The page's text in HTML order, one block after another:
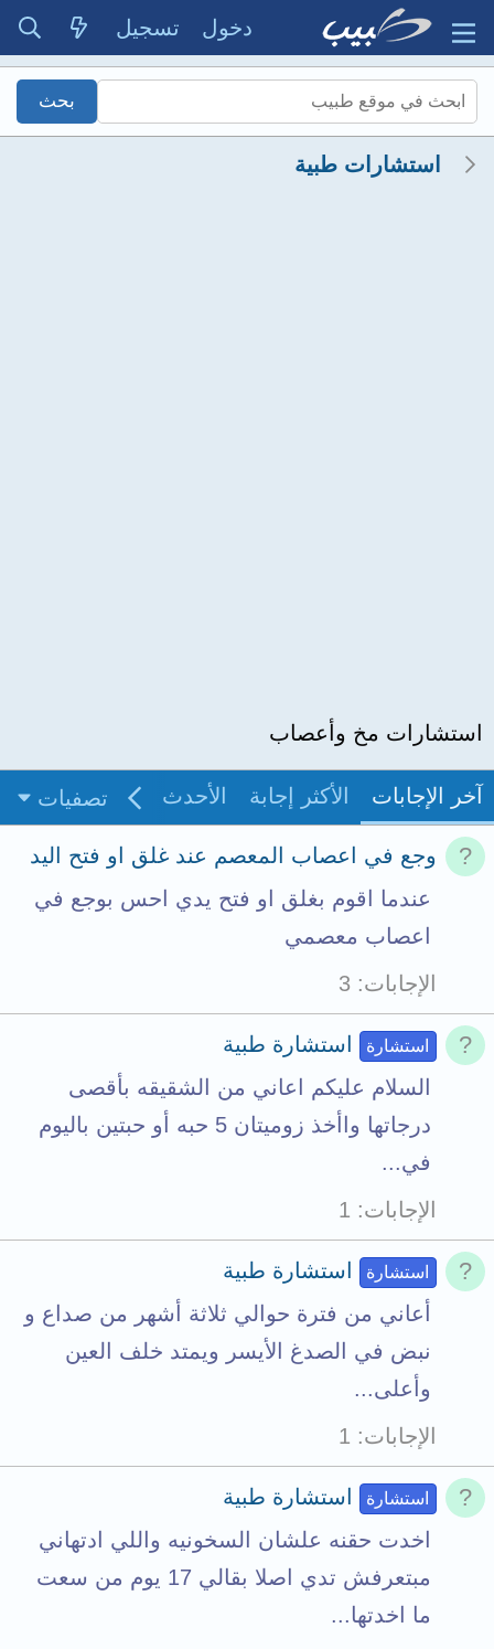
دخول تسجيل
استشارات طبية
استشارات مخ وأعصاب
آخر الإجابات الأكثر إجابة الأحدث غير مجاب
تصفيات
وجع في اعصاب المعصم عند غلق او فتح اليد
عندما اقوم بغلق او فتح يدي احس بوجع في
اعصاب معصمي
الإجابات
3
استشارة
استشارة طبية
السلام عليكم اعاني من الشقيقه بأقصى
درجاتها واأخذ زوميتان 5 حبه أو حبتين باليوم
في...
الإجابات
1
استشارة
استشارة طبية
أعاني من فترة حوالي ثلاثة أشهر من صداع و
نبض في الصدغ الأيسر ويمتد خلف العين
وأعلى...
الإجابات
1
استشارة
استشارة طبية
اخدت حقنه علشان السخونيه واللي ادتهاني
مبتعرفش تدي اصلا بقالي 17 يوم من سعت
ما اخدتها...